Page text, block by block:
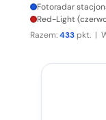
Fotoradar
Red-Light
Razem:433 pkt. |